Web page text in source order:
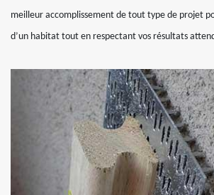
meilleur accomplissement de tout type de projet
d’un habitat tout en respectant vos résultats